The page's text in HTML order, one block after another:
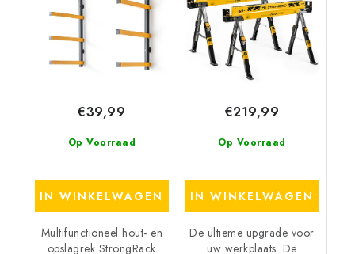
Op Voorraad
€39,99
IN WINKELWAGEN
Multifunctioneel hout- en
opslagrek StrongRack
Op Voorraad
€219,99
IN WINKELWAGEN
De ultieme upgrade voor
uw werkplaats. De